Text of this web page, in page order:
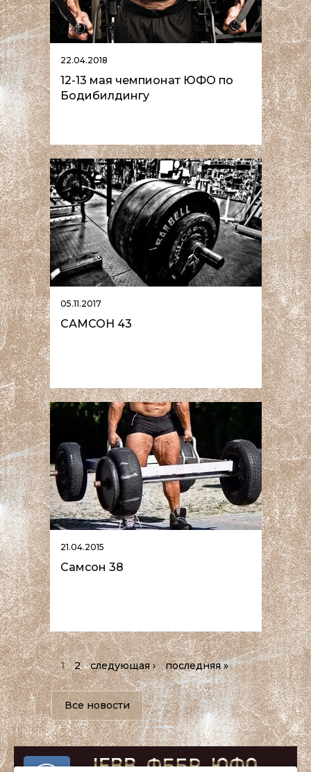
22.04.2018
12-13 мая чемпионат ЮФО по
Бодибилдингу
05.11.2017
САМСОН 43
21.04.2015
Самсон 38
1 2 следующая › последняя »
Все новости